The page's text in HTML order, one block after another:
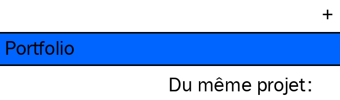
+
Portfolio
Du même projet: